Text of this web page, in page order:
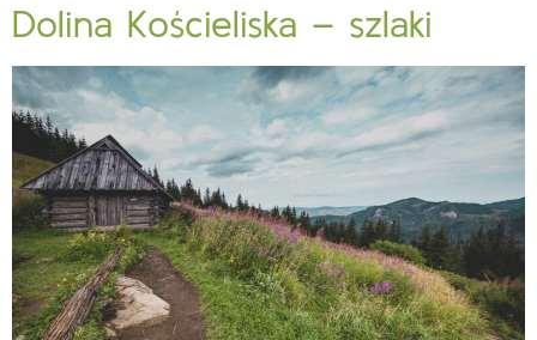
Dolina Kościeliska – szlaki